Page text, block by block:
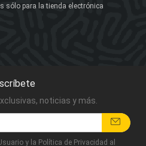
sólo para la tienda electrónica
noticias y más.
y la Política de Privacidad al